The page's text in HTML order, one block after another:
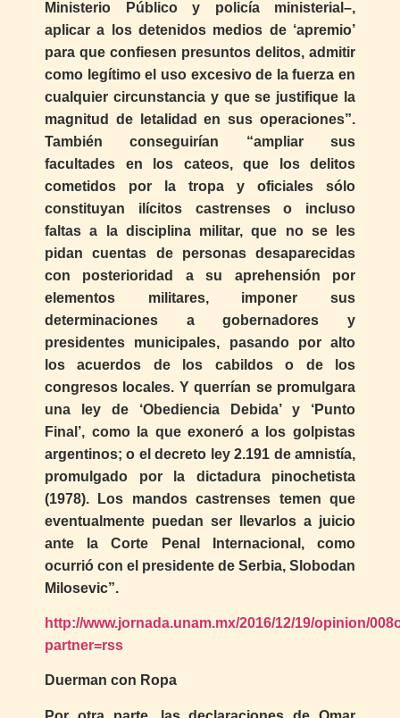
Ministerio Público y policía ministerial–,
aplicar a los detenidos medios de ‘apremio’
para que confiesen presuntos delitos, admitir
como legítimo el uso excesivo de la fuerza en
cualquier circunstancia y que se justifique la
magnitud de letalidad en sus operaciones”.
También conseguirían “ampliar sus
facultades en los cateos, que los delitos
cometidos por la tropa y oficiales sólo
constituyan ilícitos castrenses o incluso
faltas a la disciplina militar, que no se les
pidan cuentas de personas desaparecidas
con posterioridad a su aprehensión por
elementos militares, imponer sus
determinaciones a gobernadores y
presidentes municipales, pasando por alto
los acuerdos de los cabildos o de los
congresos locales. Y querrían se promulgara
una ley de ‘Obediencia Debida’ y ‘Punto
Final’, como la que exoneró a los golpistas
argentinos; o el decreto ley 2.191 de amnistía,
promulgado por la dictadura pinochetista
(1978). Los mandos castrenses temen que
eventualmente puedan ser llevarlos a juicio
ante la Corte Penal Internacional, como
ocurrió con el presidente de Serbia, Slobodan
Milosevic”.
http://www.jornada.unam.mx/2016/12/19/opinion/
partner=rss
Duerman con Ropa